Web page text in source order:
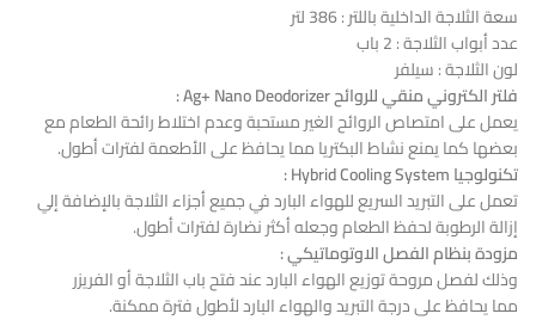
سعة الثلاجة الداخلية باللتر : 386 لتر
عدد أبواب الثلاجة : 2 باب
لون الثلاجة : سيلفر
فلتر الكتروني منقي للروائح Ag+ Nano Deodorizer :
يعمل على امتصاص الروائح الغير مستحبة وعدم اختلاط رائحة الطعام مع
بعضها كما يمنع نشاط البكتريا مما يحافظ على الأطعمة لفترات أطول.
تكنولوجيا Hybrid Cooling System :
تعمل على التبريد السريع للهواء البارد في جميع أجزاء الثلاجة بالإضافة إلي
إزالة الرطوبة لحفظ الطعام وجعله أكثر نضارة لفترات أطول.
مزودة بنظام الفصل الاوتوماتيكي :
وذلك لفصل مروحة توزيع الهواء البارد عند فتح باب الثلاجة أو الفريزر
مما يحافظ على درجة التبريد والهواء البارد لأطول فترة ممكنة.